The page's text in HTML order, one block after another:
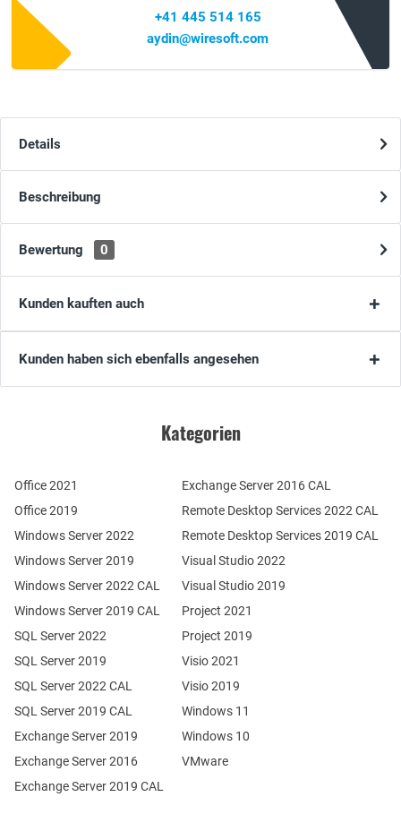
+41 445 514 165
aydin@wiresoft.com
Details
Beschreibung
Bewertung 0
Kunden kauften auch
Kunden haben sich ebenfalls angesehen
Kategorien
Office 2021
Office 2019
Windows Server 2022
Windows Server 2019
Exchange Server 2019
Exchange Server 2016
SQL Server 2022
SQL Server 2019
Windows Server 2022 CAL
Windows Server 2019 CAL
SQL Server 2022 CAL
SQL Server 2019 CAL
Remote Desktop Services 2022 CAL
Remote Desktop Services 2019 CAL
Exchange Server 2019 CAL
Exchange Server 2016 CAL
Visual Studio 2022
Visual Studio 2019
Project 2021
Project 2019
Visio 2021
Visio 2019
Windows 11
Windows 10
VMware